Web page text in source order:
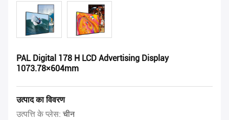
PAL Digital 178 H LCD Advertising Display
1073.78×604mm
उत्पाद का विवरण
उत्पत्ति के प्लेस:चीन